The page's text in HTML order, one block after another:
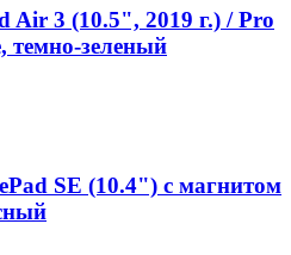
Air 3 (10.5", 2019 г.) / Pro
темно-зеленый
SE (10.4") с магнитом